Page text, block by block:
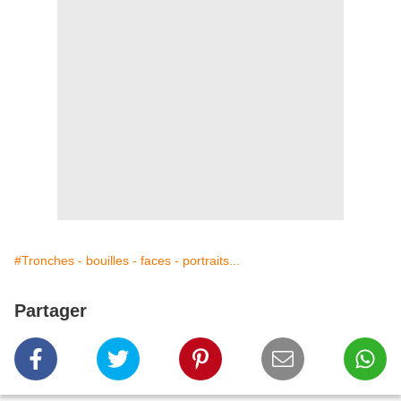
#Tronches - bouilles - faces - portraits...
Partager